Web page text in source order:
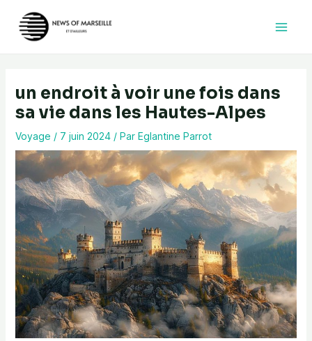
contenu
un endroit à voir une fois dans
sa vie dans les Hautes-Alpes
Voyage / 7 juin 2024 / Par Eglantine Parrot